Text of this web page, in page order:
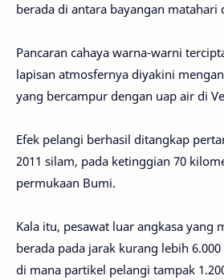
berada di antara bayangan matahari
Pancaran cahaya warna-warni
lapisan atmosfernya diyakini
yang bercampur dengan uap air di
Efek pelangi berhasil ditangkap
2011 silam, pada ketinggian 70
permukaan Bumi.
Kala itu, pesawat luar angkasa yang
berada pada jarak kurang lebih
di mana partikel pelangi tampak